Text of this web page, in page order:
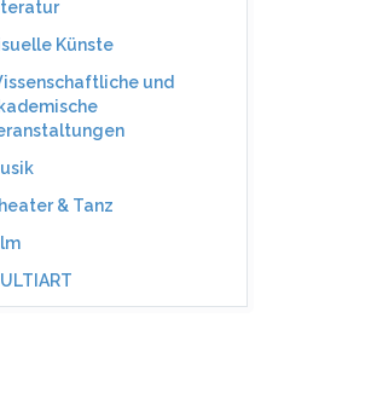
Künste
und
& Tanz